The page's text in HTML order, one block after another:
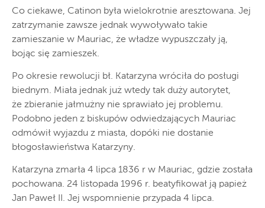
Co ciekawe, Catinon była wielokrotnie aresztowana. Jej
zatrzymanie zawsze jednak wywoływało takie
zamieszanie w Mauriac, że władze wypuszczały ją,
bojąc się zamieszek.
Po okresie rewolucji bł. Katarzyna wróciła do posługi
biednym. Miała jednak już wtedy tak duży autorytet,
że zbieranie jałmużny nie sprawiało jej problemu.
Podobno jeden z biskupów odwiedzających Mauriac
odmówił wyjazdu z miasta, dopóki nie dostanie
błogosławieństwa Katarzyny.
Katarzyna zmarła 4 lipca 1836 r w Mauriac, gdzie została
pochowana. 24 listopada 1996 r. beatyfikował ją papież
Jan Paweł II. Jej wspomnienie przypada 4 lipca.